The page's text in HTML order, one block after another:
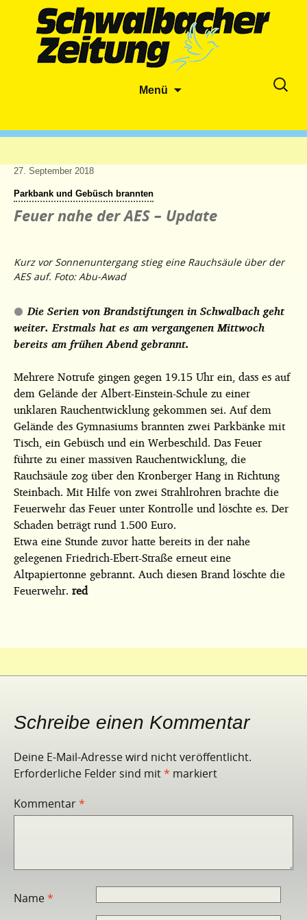
Menü
Suche
27. September 2018
Parkbank und Gebüsch brannten
Feuer nahe der AES – Update
Kurz vor Sonnenuntergang stieg eine Rauchsäule über der
AES auf. Foto: Abu-Awad
Die Serien von Brandstiftungen in Schwalbach geht
weiter. Erstmals hat es am vergangenen Mittwoch
bereits am frühen Abend gebrannt.
Mehrere Notrufe gingen gegen 19.15 Uhr ein, dass es auf
dem Gelände der Albert-Einstein-Schule zu einer
unklaren Rauchentwicklung gekommen sei. Auf dem
Gelände des Gymnasiums brannten zwei Parkbänke mit
Tisch, ein Gebüsch und ein Werbeschild. Das Feuer
führte zu einer massiven Rauchentwicklung, die
Rauchsäule zog über den Kronberger Hang in Richtung
Steinbach. Mit Hilfe von zwei Strahlrohren brachte die
Feuerwehr das Feuer unter Kontrolle und löschte es. Der
Schaden beträgt rund 1.500 Euro.
Etwa eine Stunde zuvor hatte bereits in der nahe
gelegenen Friedrich-Ebert-Straße erneut eine
Altpapiertonne gebrannt. Auch diesen Brand löschte die
Feuerwehr. red
Schreibe einen Kommentar
Deine E-Mail-Adresse wird nicht veröffentlicht.
Erforderliche Felder sind mit* markiert
Kommentar*
Name*